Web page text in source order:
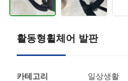
활동형휠체어 발판
카테고리
일상생활